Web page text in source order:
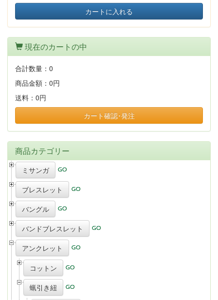
カートに入れる
現在のカートの中
合計数量： 0
商品金額： 0円
送料： 0円
カート確認･発注
商品カテゴリー
ミサンガ
ブレスレット
バングル
バンドブレスレット
アンクレット
コットン
蝋引き紐